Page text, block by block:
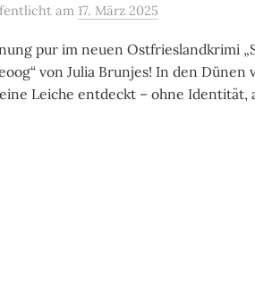
am 17. März 2025
pur im neuen Ostfrieslandkrimi
von Julia Brunjes! In den Dünen
Leiche entdeckt – ohne Identität,